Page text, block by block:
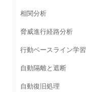
相関分析
脅威進行経路分析
行動ベースライン学習
自動隔離と遮断
自動復旧処理